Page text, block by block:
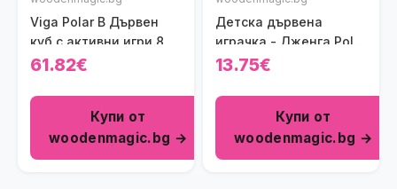
Viga Polar B Дървен
куб с активни игри 8 в
1
61.82€
Купи от
woodenmagic.bg →
Детска дървена
играчка - Дженга Polar
B Viga toys
13.75€
Купи от
woodenmagic.bg →